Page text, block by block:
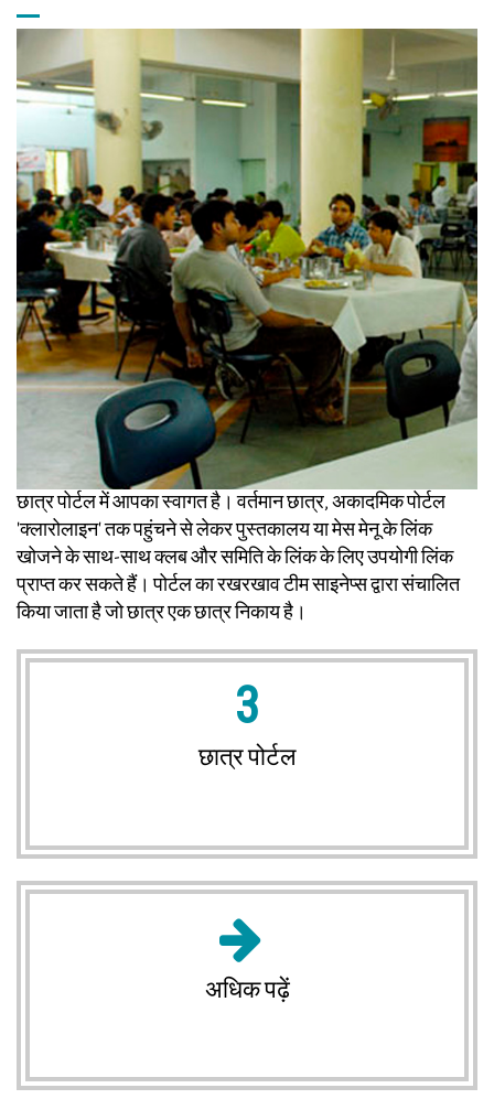
छात्र पोर्टल में आपका स्वागत है। वर्तमान छात्र, अकादमिक पोर्टल
'क्लारोलाइन' तक पहुंचने से लेकर पुस्तकालय या मेस मेनू के लिंक
खोजने के साथ-साथ क्लब और समिति के लिंक के लिए उपयोगी लिंक
प्राप्त कर सकते हैं। पोर्टल का रखरखाव टीम साइनेप्स द्वारा संचालित
किया जाता है जो छात्र एक छात्र निकाय है।
3
छात्र पोर्टल
अधिक पढ़ें